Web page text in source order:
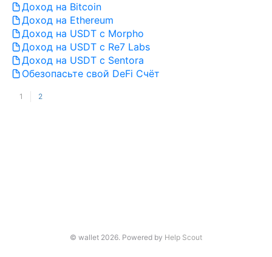
Доход на Bitcoin
Доход на Ethereum
Доход на USDT с Morpho
Доход на USDT с Re7 Labs
Доход на USDT с Sentora
Обезопасьте свой DeFi Счёт
1 2
© wallet 2026. Powered by Help Scout